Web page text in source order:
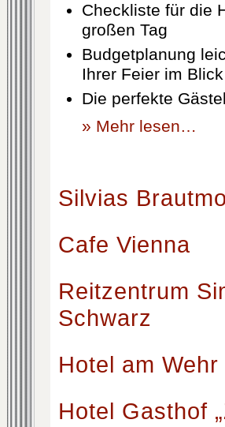
Checkliste für die
großen Tag
Budgetplanung
Ihrer Feier im Blick
Die perfekte
» Mehr lesen…
Silvias
Cafe Vienna
Reitzentrum
Schwarz
Hotel am Wehr
Hotel Gasthof